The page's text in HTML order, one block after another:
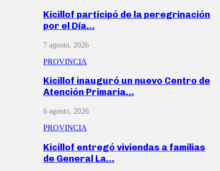
Kicillof participó de la peregrinación
por el Día…
7 agosto, 2026
PROVINCIA
Kicillof inauguró un nuevo Centro de
Atención Primaria…
6 agosto, 2026
PROVINCIA
Kicillof entregó viviendas a familias
de General La…